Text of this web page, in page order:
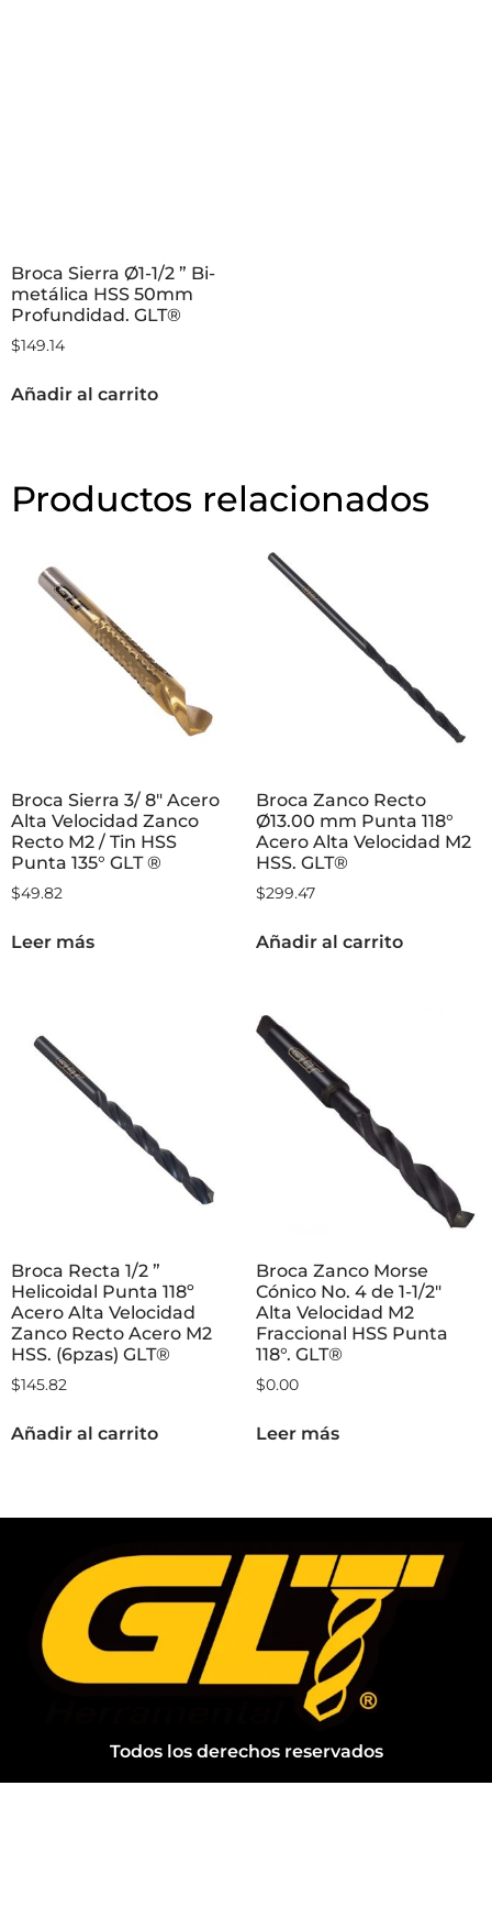
Broca Sierra Ø1-1/2 ” Bi-
metálica HSS 50mm
Profundidad. GLT®
$149.14
Añadir al carrito
Productos relacionados
Broca Sierra 3/ 8″ Acero
Alta Velocidad Zanco
Recto M2 / Tin HSS
Punta 135° GLT ®
$49.82
Leer más
Broca Zanco Recto
Ø13.00 mm Punta 118°
Acero Alta Velocidad M2
HSS. GLT®
$299.47
Añadir al carrito
Broca Recta 1/2 ”
Helicoidal Punta 118º
Acero Alta Velocidad
Zanco Recto Acero M2
HSS. (6pzas) GLT®
$145.82
Añadir al carrito
Broca Zanco Morse
Cónico No. 4 de 1-1/2″
Alta Velocidad M2
Fraccional HSS Punta
118°. GLT®
$0.00
Leer más
Todos los derechos reservados